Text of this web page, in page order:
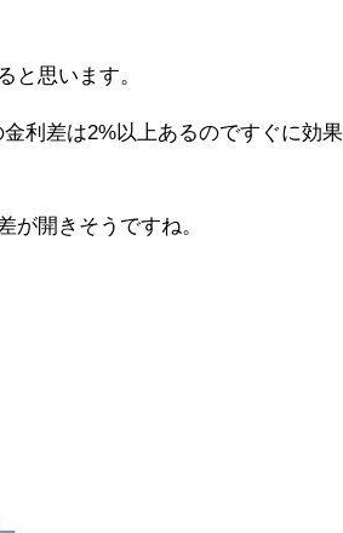
と思います。
利差は2%以上あるのですぐに効果
が開きそうですね。